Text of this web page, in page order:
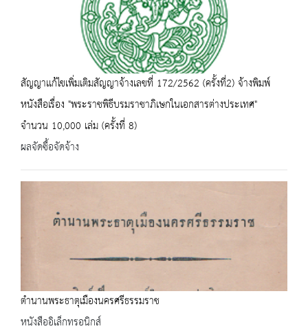
สัญญาเเก้ไขเพิ่มเติมสัญญาจ้างเลขที่ 172/2562 (ครั้งที่2) จ้างพิมพ์
หนังสือเรื่อง "พระราชพิธีบรมราชาภิเษกในเอกสารต่างประเทศ"
จำนวน 10,000 เล่ม (ครั้งที่ 8)
ผลจัดซื้อจัดจ้าง
ตำนานพระธาตุเมืองนครศรีธรรมราช
หนังสืออิเล็กทรอนิกส์